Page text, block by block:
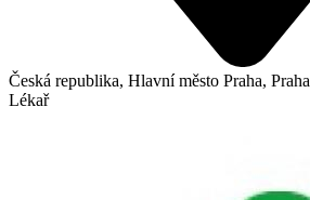
Česká republika, Hlavní město Praha, Praha
Lékař